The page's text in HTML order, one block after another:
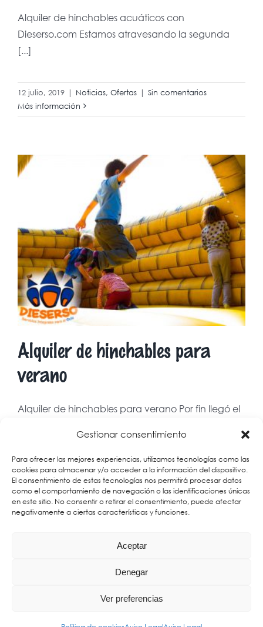
Gestionar consentimiento
Para ofrecer las mejores experiencias, utilizamos tecnologías como las
cookies para almacenar y/o acceder a la información del dispositivo.
El consentimiento de estas tecnologías nos permitirá procesar datos
como el comportamiento de navegación o las identificaciones únicas
en este sitio. No consentir o retirar el consentimiento, puede afectar
negativamente a ciertas características y funciones.
Aceptar
Denegar
Ver preferencias
Alquiler de hinchables acuáticos con
Dieserso.com Estamos atravesando la segunda
[...]
12 julio, 2019 | Noticias, Ofertas | Sin comentarios
Más información
Alquiler de hinchables para
verano
Alquiler de hinchables para verano Por fin llegó el
23 junio, 2019 | Noticias | Sin comentarios
Más información
Aviso Legal|Política de Cookies